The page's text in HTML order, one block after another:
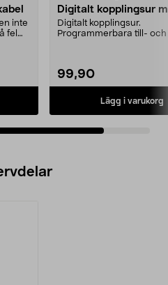
inte
fel
Digitalt kopplingsur
Digitalt kopplingsur.
Programmerbara till-
99,90
Lägg i varukorg